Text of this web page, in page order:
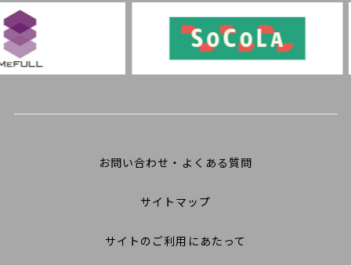
お問い合わせ・よくある質問
サイトマップ
サイトのご利用にあたって